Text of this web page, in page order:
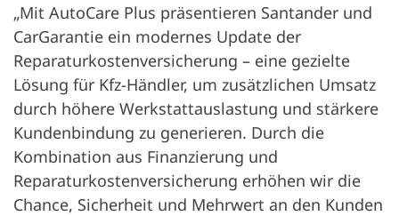
„Mit AutoCare Plus präsentieren Santander und
CarGarantie ein modernes Update der
Reparaturkostenversicherung – eine gezielte
Lösung für Kfz-Händler, um zusätzlichen Umsatz
durch höhere Werkstattauslastung und stärkere
Kundenbindung zu generieren. Durch die
Kombination aus Finanzierung und
Reparaturkostenversicherung erhöhen wir die
Chance, Sicherheit und Mehrwert an den Kunden